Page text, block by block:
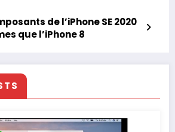
de l’iPhone SE 2020
que l’iPhone 8